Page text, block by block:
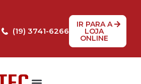
(19) 3741-6266
IR PARA A
LOJA
ONLINE